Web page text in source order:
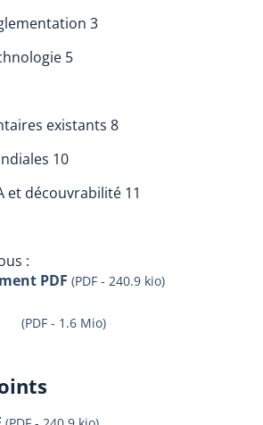
3
5
existants 8
10
et découvrabilité 11
:
PDF (PDF - 240.9 kio)
(PDF - 1.6 Mio)